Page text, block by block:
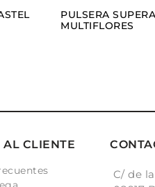
PULSERA
MULTIFLORES
AL CLIENTE
C/ de